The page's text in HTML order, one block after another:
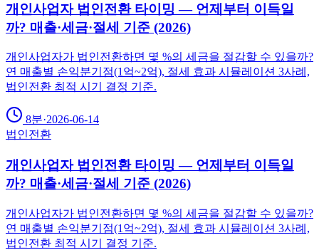
개인사업자 법인전환 타이밍 — 언제부터 이득일
까? 매출·세금·절세 기준 (2026)
개인사업자가 법인전환하면 몇 %의 세금을 절감할 수 있을까?
연 매출별 손익분기점(1억~2억), 절세 효과 시뮬레이션 3사례,
법인전환 최적 시기 결정 기준.
8분·2026-06-14
법인전환
개인사업자 법인전환 타이밍 — 언제부터 이득일
까? 매출·세금·절세 기준 (2026)
개인사업자가 법인전환하면 몇 %의 세금을 절감할 수 있을까?
연 매출별 손익분기점(1억~2억), 절세 효과 시뮬레이션 3사례,
법인전환 최적 시기 결정 기준.